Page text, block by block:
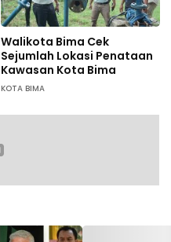
Walikota Bima Cek
Sejumlah Lokasi Penataan
Kawasan Kota Bima
KOTA BIMA